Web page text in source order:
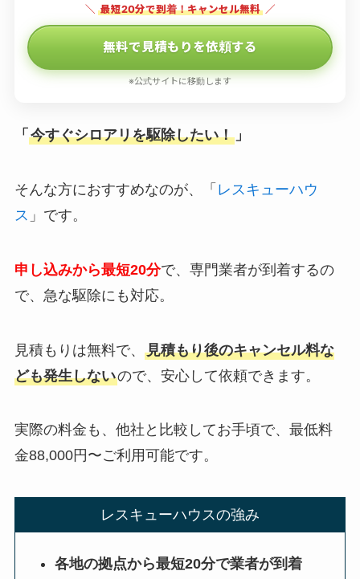
＼ 最短20分で到着！キャンセル無料 ／
無料で見積もりを依頼する
※公式サイトに移動します
「 今すぐシロアリを駆除したい！」
そんな方におすすめなのが、「 レスキューハウ
ス 」です。
申し込みから最短20分で、専門業者が到着するの
で、急な駆除にも対応。
見積もりは無料で、 見積もり後のキャンセル料な
ども発生しないので、安心して依頼できます。
実際の料金も、他社と比較してお手頃で、最低料
金88,000円〜ご利用可能です。
レスキューハウスの強み
各地の拠点から最短20分で業者が到着